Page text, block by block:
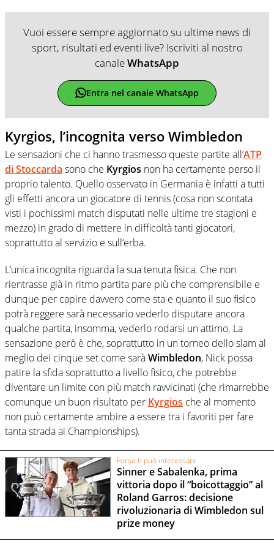
Vuoi essere sempre aggiornato su ultime news di
sport, risultati ed eventi live? Iscriviti al nostro
canaleWhatsApp
Entra nel canale WhatsApp
Kyrgios, l’incognita verso Wimbledon
Le sensazioni che ci hanno trasmesso queste partite all’ATP
di Stoccarda sono che Kyrgios non ha certamente perso il
proprio talento. Quello osservato in Germania è infatti a tutti
gli effetti ancora un giocatore di tennis (cosa non scontata
visti i pochissimi match disputati nelle ultime tre stagioni e
mezzo) in grado di mettere in difficoltà tanti giocatori,
soprattutto al servizio e sull’erba.
L’unica incognita riguarda la sua tenuta fisica. Che non
rientrasse già in ritmo partita pare più che comprensibile e
dunque per capire davvero come sta e quanto il suo fisico
potrà reggere sarà necessario vederlo disputare ancora
qualche partita, insomma, vederlo rodarsi un attimo. La
sensazione però è che, soprattutto in un torneo dello slam al
meglio dei cinque set come saràWimbledon, Nick possa
patire la sfida soprattutto a livello fisico, che potrebbe
diventare un limite con più match ravvicinati (che rimarrebbe
comunque un buon risultato per Kyrgios che al momento
non può certamente ambire a essere tra i favoriti per fare
tanta strada ai Championships).
Forse ti può interessare
Sinner e Sabalenka, prima
vittoria dopo il “boicottaggio” al
Roland Garros: decisione
rivoluzionaria di Wimbledon sul
prize money